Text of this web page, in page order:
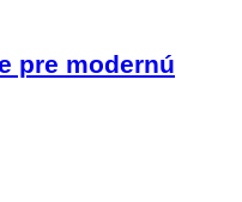
pre modernú